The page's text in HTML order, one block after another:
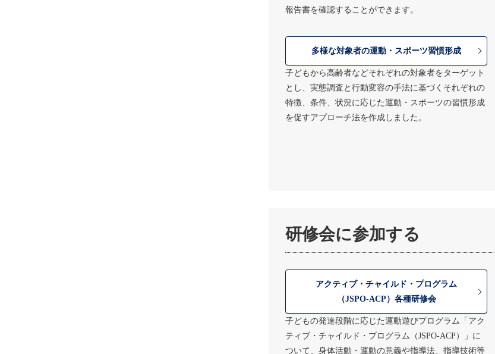
報告書を確認することができます。
多様な対象者の運動・スポーツ習慣形成
子どもから高齢者などそれぞれの対象者をターゲット
とし、実態調査と行動変容の手法に基づくそれぞれの
特徴、条件、状況に応じた運動・スポーツの習慣形成
を促すアプローチ法を作成しました。
研修会に参加する
アクティブ・チャイルド・プログラム
（JSPO-ACP）各種研修会
子どもの発達段階に応じた運動遊びプログラム「アク
ティブ・チャイルド・プログラム（JSPO-ACP）」に
ついて、身体活動・運動の意義や指導法、指導技術等